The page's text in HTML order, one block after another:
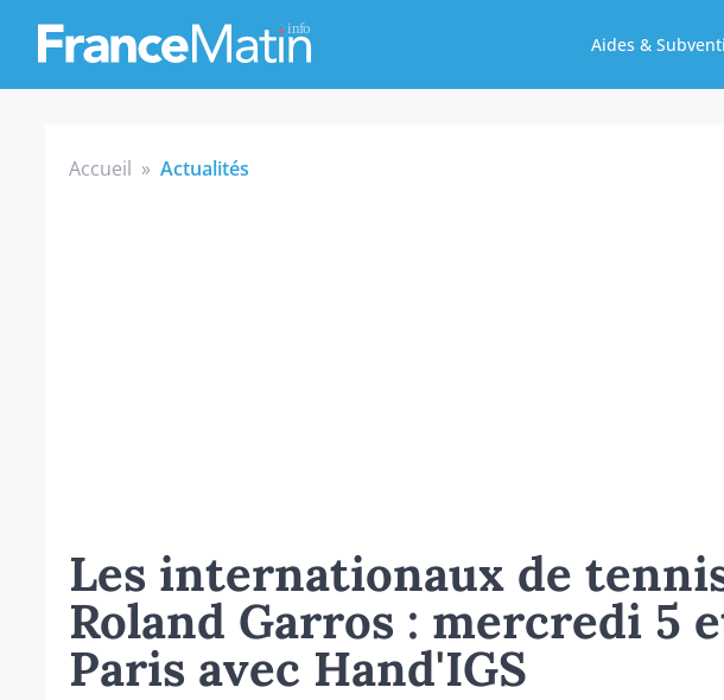
Aides &
Accueil » Actualités
Les internationaux de
Roland Garros : mercredi 5
Paris avec Hand'IGS